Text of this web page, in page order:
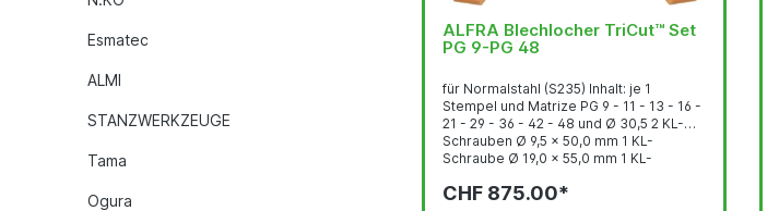
Esmatec
ALMI
STANZWERKZEUGE
Tama
Ogura
ALFRA Blechlocher TriCut™ Set
PG 9-PG 48
für Normalstahl (S235) Inhalt: je 1
Stempel und Matrize PG 9 - 11 - 13 - 16 -
21 - 29 - 36 - 42 - 48 und Ø 30,5 2 KL-
Schrauben Ø 9,5 x 50,0 mm 1 KL-
Schraube Ø 19,0 x 55,0 mm 1 KL-
HSS Ø 10,0 mm 1 Dose Gleitpaste
CHF 875.00*